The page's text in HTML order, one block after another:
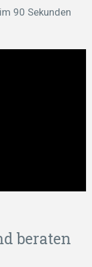
90 Sekunden
beraten